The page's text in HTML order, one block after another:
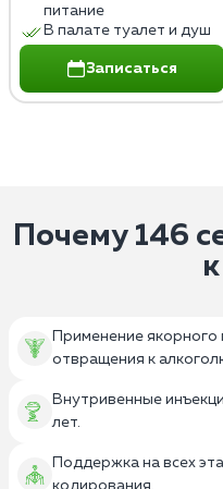
питание
В палате туалет и душ
Записаться
Почему 146
Применение якорного
отвращения к
Внутривенные
лет.
Поддержка на всех
кодирования.